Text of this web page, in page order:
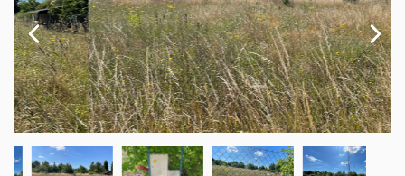
L'agence
Nous contacter
F